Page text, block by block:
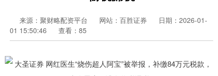
来源：聚财略配资平台 网站：百胜证券
日期：2026-01-
01 15:50:46
查看：85